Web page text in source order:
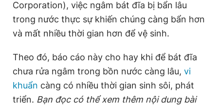
Corporation), việc ngâm bát đĩa bị bẩn lâu
trong nước thực sự khiến chúng càng bẩn hơn
và mất nhiều thời gian hơn để vệ sinh.
Theo đó, báo cáo này cho hay khi để bát đĩa
chưa rửa ngâm trong bồn nước càng lâu, vi
khuẩn càng có nhiều thời gian sinh sôi, phát
triển. Bạn đọc có thể xem thêm nội dung bài